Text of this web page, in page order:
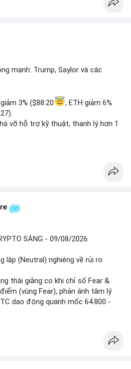
SAGA cũng hấp dẫn.
ngồi ăn ở khách sạn 5*" (từ bài
về BIP-110 Bitcoin và SKR token
xu hướng memecoin và tin tức
áp lực lên giá. Rủi ro từ các đề cày
theo dõi xu hướng "long" hoặc
Trường
mạnh: Trump, Saylor và các
3% ($88.20
, ETH giảm 6%
vỡ hỗ trợ kỹ thuật, thanh lý hơn 1
Media dự kiến airdrop token cho
Life đưa BTC vào sản phẩm bảo
đầu tư 100 triệu USD.
SÁNG - 09/08/2026
lập (Neutral) nghiêng về rủi ro
thái giằng co khi chỉ số Fear &
(vùng Fear), phản ánh tâm lý
dao động quanh mốc 64.800 -
nhận trong 24h qua, tổng trị giá